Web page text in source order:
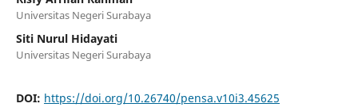
Universitas Negeri Surabaya
Siti Nurul Hidayati
Universitas Negeri Surabaya
DOI: https://doi.org/10.26740/pensa.v10i3.45625